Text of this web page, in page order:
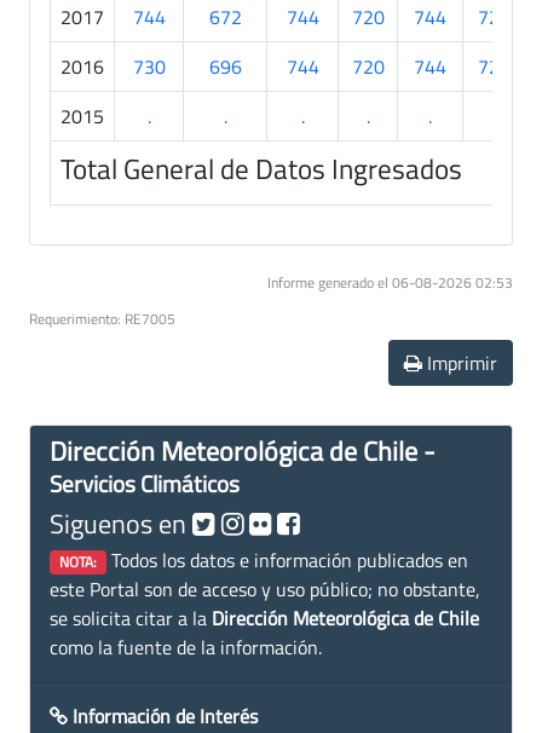
2017
744 672 744 720 744 720
2016
730 696 744 720 744 720
2015
. . . . .
Total General de Datos Ingresados
Informe generado el 06-08-2026 02:53
Requerimiento: RE7005
Imprimir
Dirección Meteorológica de Chile -
Servicios Climáticos
Siguenos en
NOTA: Todos los datos e información publicados en
este Portal son de acceso y uso público; no obstante,
se solicita citar a la Dirección Meteorológica de Chile
como la fuente de la información.
Información de Interés